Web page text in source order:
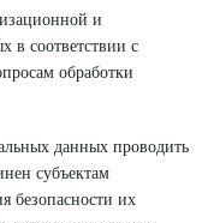
и
в соответствии с
обработки
данных проводить
субъектам
безопасности их